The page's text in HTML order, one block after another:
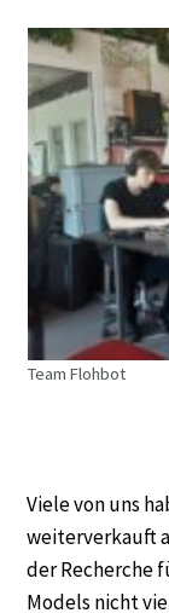
Team Flohbot
Viele von uns
weiterverkauft
der Recherche
Models nicht